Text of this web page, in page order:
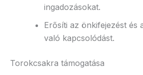
ingadozásokat.
Erősíti az önkifejezést és
való kapcsolódást.
Torokcsakra támogatása